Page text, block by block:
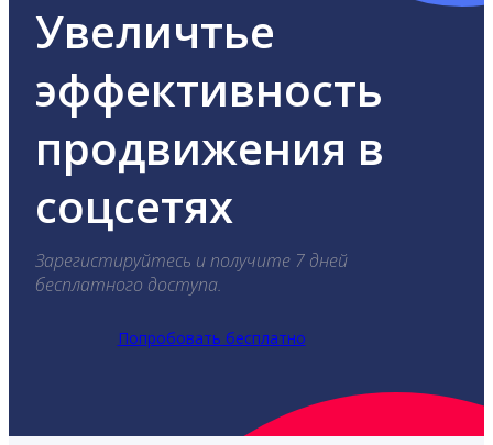
Увеличтье
эффективность
продвижения в
соцсетях
Зарегистируйтесь и получите 7 дней
бесплатного доступа.
Попробовать бесплатно